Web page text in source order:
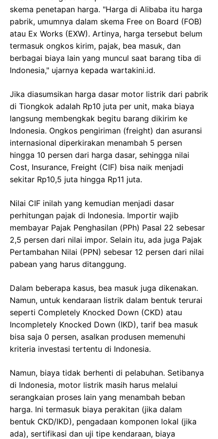
skema penetapan harga. "Harga di Alibaba itu harga
pabrik, umumnya dalam skema Free on Board (FOB)
atau Ex Works (EXW). Artinya, harga tersebut belum
termasuk ongkos kirim, pajak, bea masuk, dan
berbagai biaya lain yang muncul saat barang tiba di
Indonesia," ujarnya kepada wartakini.id.
Jika diasumsikan harga dasar motor listrik dari pabrik
di Tiongkok adalah Rp10 juta per unit, maka biaya
langsung membengkak begitu barang dikirim ke
Indonesia. Ongkos pengiriman (freight) dan asuransi
internasional diperkirakan menambah 5 persen
hingga 10 persen dari harga dasar, sehingga nilai
Cost, Insurance, Freight (CIF) bisa naik menjadi
sekitar Rp10,5 juta hingga Rp11 juta.
Nilai CIF inilah yang kemudian menjadi dasar
perhitungan pajak di Indonesia. Importir wajib
membayar Pajak Penghasilan (PPh) Pasal 22 sebesar
2,5 persen dari nilai impor. Selain itu, ada juga Pajak
Pertambahan Nilai (PPN) sebesar 12 persen dari nilai
pabean yang harus ditanggung.
Dalam beberapa kasus, bea masuk juga dikenakan.
Namun, untuk kendaraan listrik dalam bentuk terurai
seperti Completely Knocked Down (CKD) atau
Incompletely Knocked Down (IKD), tarif bea masuk
bisa saja 0 persen, asalkan produsen memenuhi
kriteria investasi tertentu di Indonesia.
Namun, biaya tidak berhenti di pelabuhan. Setibanya
di Indonesia, motor listrik masih harus melalui
serangkaian proses lain yang menambah beban
harga. Ini termasuk biaya perakitan (jika dalam
bentuk CKD/IKD), pengadaan komponen lokal (jika
ada), sertifikasi dan uji tipe kendaraan, biaya